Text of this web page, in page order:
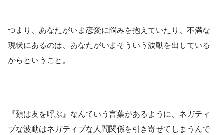
つまり、あなたがいま恋愛に悩みを抱えていたり、不満な
現状にあるのは、あなたがいまそういう波動を出している
からということ。
『類は友を呼ぶ』なんていう言葉があるように、ネガティ
ブな波動はネガティブな人間関係を引き寄せてしまうんで